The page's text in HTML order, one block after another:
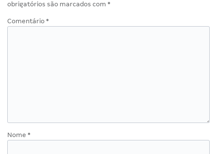
obrigatórios são marcados com *
Comentário *
Nome *